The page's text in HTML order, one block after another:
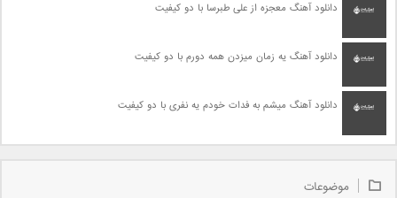
دانلود آهنگ معجزه از علی طبرسا با دو کیفیت
دانلود آهنگ یه زمان میزدن همه دورم با دو کیفیت
دانلود آهنگ میشم به فدات خودم یه نفری با دو کیفیت
موضوعات